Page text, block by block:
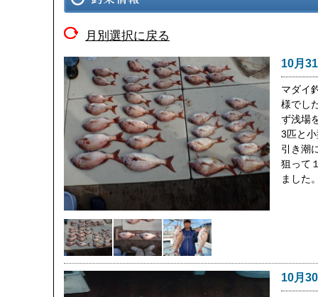
月別選択に戻る
10月
マダイ
様でし
ず浅場
3匹と
引き潮
狙って
ました
10月